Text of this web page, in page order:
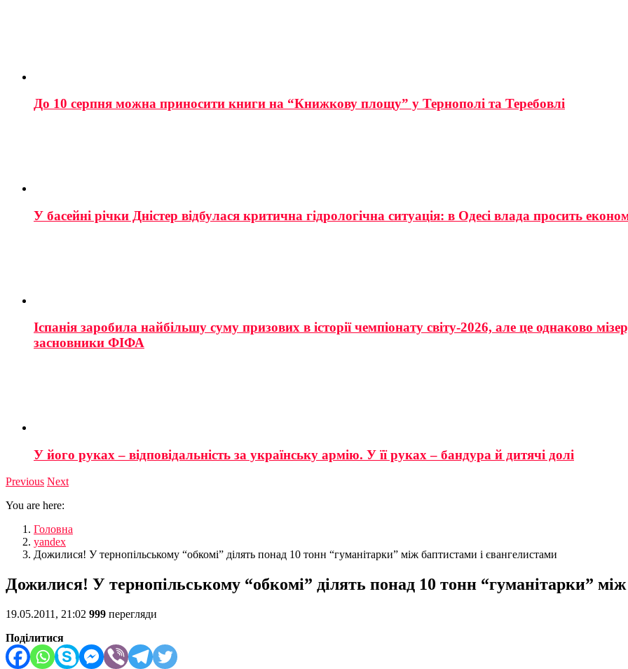
До 10 серпня можна приносити книги на “Книжкову площу” у Тернополі та Теребовлі
У басейні річки Дністер відбулася критична гідрологічна ситуація: в Одесі влада просить
Іспанія заробила найбільшу суму призових в історії чемпіонату світу-2026, але це однаково
засновники ФІФА
У його руках – відповідальність за українську армію. У її руках – бандура й дитячі долі
Previous Next
You are here:
Головна
yandex
Дожилися! У тернопільському “обкомі” ділять понад 10 тонн “гуманітарки” між баптистами і євангелистами
Дожилися! У тернопільському “обкомі” ділять понад 10 тонн “гуманітарки”
19.05.2011, 21:02 999 перегляди
Поділитися